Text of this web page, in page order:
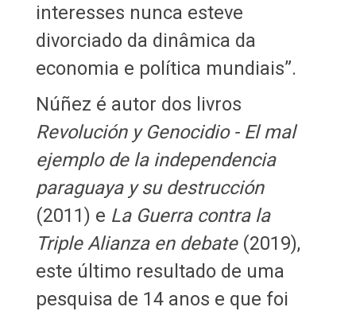
interesses nunca esteve
divorciado da dinâmica da
economia e política mundiais”.
Núñez é autor dos livros
Revolución y Genocidio - El mal
ejemplo de la independencia
paraguaya y su destrucción
(2011) e La Guerra contra la
Triple Alianza en debate(2019),
este último resultado de uma
pesquisa de 14 anos e que foi